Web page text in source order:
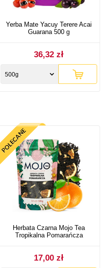
Yerba Mate Yacuy Terere Acai
Guarana 500 g
36,32 zł
500g
Herbata Czarna Mojo Tea
Tropikalna Pomarańcza
17,00 zł